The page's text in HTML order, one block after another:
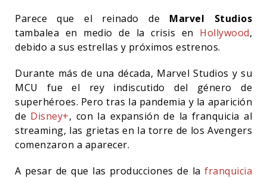
Parece que el reinado de Marvel Studios
tambalea en medio de la crisis en Hollywood,
debido a sus estrellas y próximos estrenos.
Durante más de una década, Marvel Studios y su
MCU fue el rey indiscutido del género de
superhéroes. Pero tras la pandemia y la aparición
de Disney+, con la expansión de la franquicia al
streaming, las grietas en la torre de los Avengers
comenzaron a aparecer.
A pesar de que las producciones de la franquicia